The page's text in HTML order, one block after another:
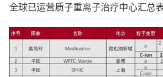
全球已运营质子重离子治疗中心汇总